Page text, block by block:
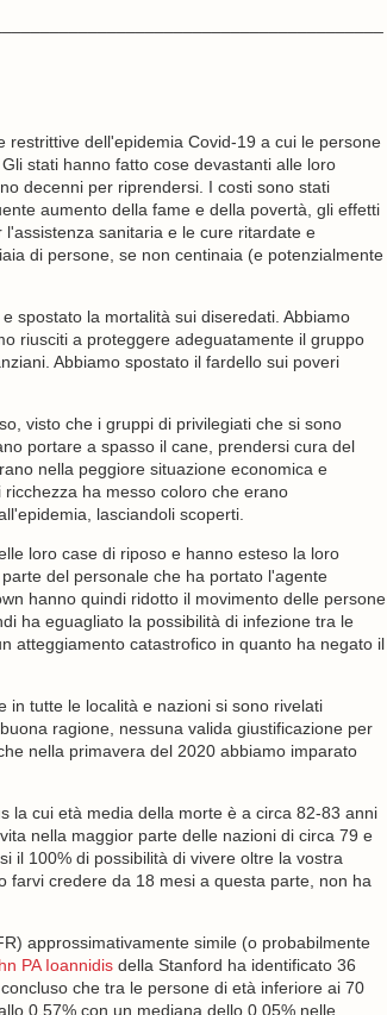
dell'epidemia Covid-19 a cui le persone
stati hanno fatto cose devastanti alle loro
decenni per riprendersi. I costi sono stati
aumento della fame e della povertà, gli effetti
sanitaria e le cure ritardate e
di persone, se non centinaia (e potenzialmente
spostato la mortalità sui diseredati. Abbiamo
riusciti a proteggere adeguatamente il gruppo
Abbiamo spostato il fardello sui poveri
visto che i gruppi di privilegiati che si sono
portare a spasso il cane, prendersi cura del
nella peggiore situazione economica e
ha messo coloro che erano
lasciandoli scoperti.
loro case di riposo e hanno esteso la loro
del personale che ha portato l'agente
hanno quindi ridotto il movimento delle persone
ha eguagliato la possibilità di infezione tra le
atteggiamento catastrofico in quanto ha negato il
in tutte le località e nazioni si sono rivelati
ragione, nessuna valida giustificazione per
nella primavera del 2020 abbiamo imparato
la cui età media della morte è a circa 82-83 anni
nella maggior parte delle nazioni di circa 79 e
il 100% di possibilità di vivere oltre la vostra
farvi credere da 18 mesi a questa parte, non ha
approssimativamente simile (o probabilmente
PA Ioannidisdella Stanford ha identificato 36
che tra le persone di età inferiore ai 70
0,57% con un mediana dello 0,05% nelle